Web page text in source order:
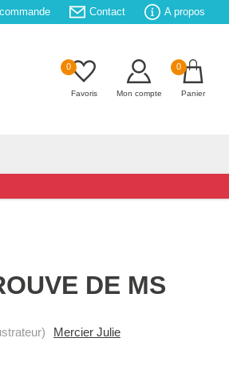
Contact A propos
0
Favoris Mon compte
0
Panier
DE MS
Mercier Julie